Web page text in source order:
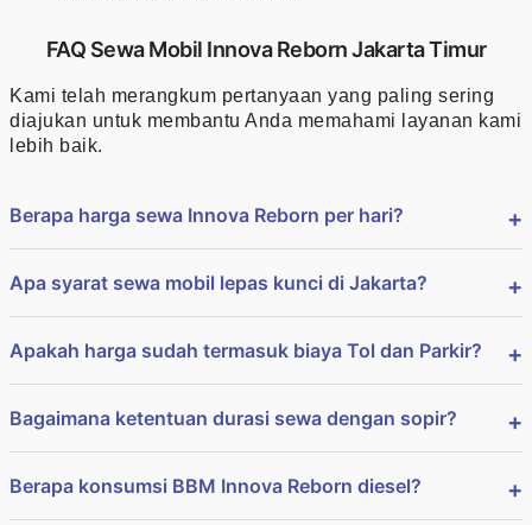
FAQ Sewa Mobil Innova Reborn Jakarta Timur
Kami telah merangkum pertanyaan yang paling sering
diajukan untuk membantu Anda memahami layanan kami
lebih baik.
Berapa harga sewa Innova Reborn per hari?
Apa syarat sewa mobil lepas kunci di Jakarta?
Apakah harga sudah termasuk biaya Tol dan Parkir?
Bagaimana ketentuan durasi sewa dengan sopir?
Berapa konsumsi BBM Innova Reborn diesel?